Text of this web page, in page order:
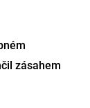
zásahem